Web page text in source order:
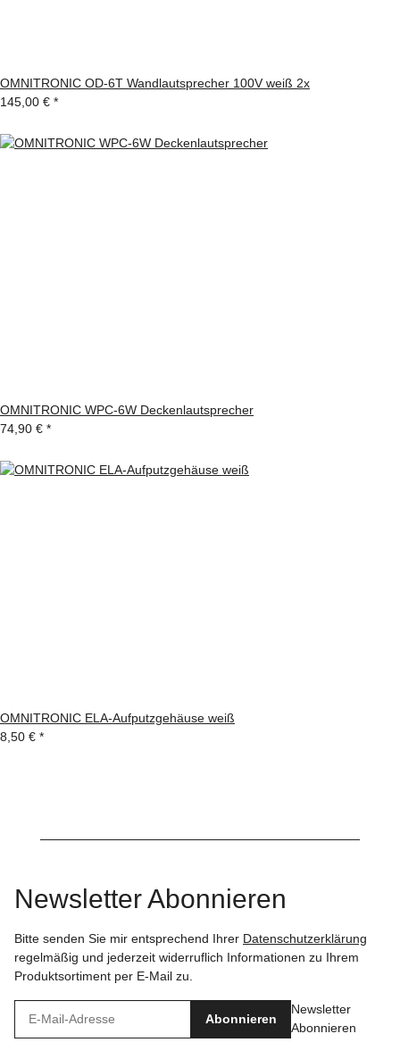
OMNITRONIC OD-6T Wandlautsprecher 100V weiß 2x
145,00 € *
OMNITRONIC WPC-6W Deckenlautsprecher
74,90 € *
OMNITRONIC ELA-Aufputzgehäuse weiß
8,50 € *
Newsletter Abonnieren
Bitte senden Sie mir entsprechend Ihrer Datenschutzerklärung
regelmäßig und jederzeit widerruflich Informationen zu Ihrem
Produktsortiment per E-Mail zu.
Abonnieren
Newsletter
Abonnieren